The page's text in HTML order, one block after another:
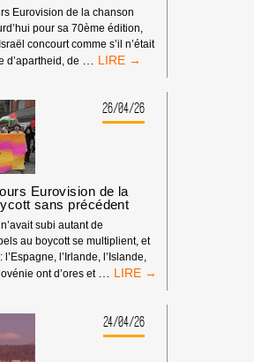
Eurovision de la chanson
pour sa 70ème édition,
concourt comme s’il n’était
d’apartheid, de … PAS
NORMALISATION
DE
L’ÉTAT
LA
TV
POUR
LE
CONCOURS
EUROVISION
DE
CHANSON
2026
26/04/26
Eurovision de la
sans précédent
subi autant de
au boycott se multiplient, et
l’Irlande, l’Islande,
ont d’ores et … LE
CONCOURS
EUROVISION
DE
24/04/26